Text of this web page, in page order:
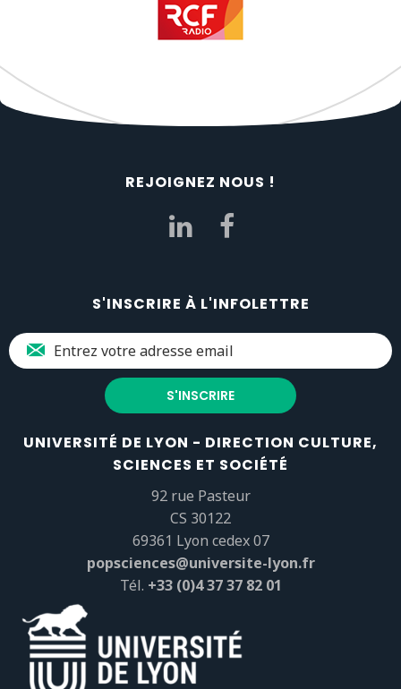
REJOIGNEZ NOUS !
S'INSCRIRE À L'INFOLETTRE
UNIVERSITÉ DE LYON - DIRECTION CULTURE,
SCIENCES ET SOCIÉTÉ
92 rue Pasteur
CS 30122
69361 Lyon cedex 07
popsciences@universite-lyon.fr
Tél. +33 (0)4 37 37 82 01